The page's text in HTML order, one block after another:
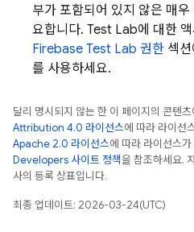
부가 포함되어 있지 않은 매
요합니다. Test Lab에 대한
Firebase Test Lab 권한 섹
를 사용하세요.
달리 명시되지 않는 한 이 페이지의 콘텐츠
Attribution 4.0 라이선스에 따라 라이선
Apache 2.0 라이선스에 따라 라이선스
Developers 사이트 정책을 참조하세요.
사의 등록 상표입니다.
최종 업데이트: 2026-03-24(UTC)